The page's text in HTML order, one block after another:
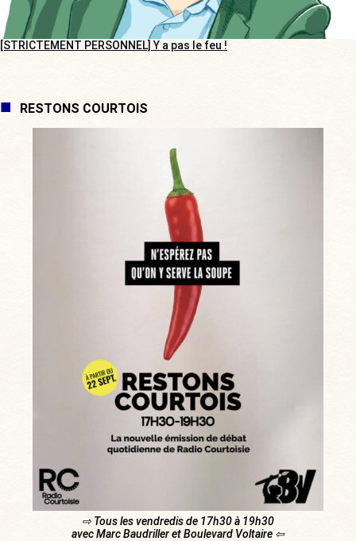
[STRICTEMENT PERSONNEL] Y a pas le feu !
RESTONS COURTOIS
⇨ Tous les vendredis de 17h30 à 19h30
avec Marc Baudriller et Boulevard Voltaire ⇦